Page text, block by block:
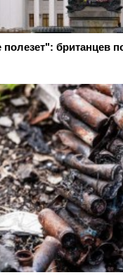
полезет": британцев